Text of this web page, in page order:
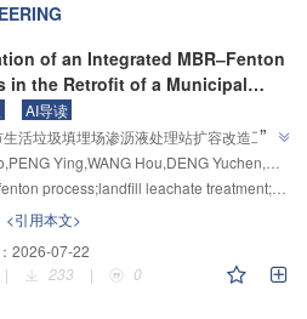
of an Integrated MBR‒Fenton
in the Retrofit of a Municipal
Leachate Treatment System:
of a Landfill Site in Hunan
AI导读
活垃圾填埋场渗沥液处理站扩容改造工
其在老龄渗沥液高效处理领域的研究进展，
"生化+膜生物反应器+芬顿+曝气生物滤
工艺并采用"三层立体集成化"构筑设计，为
张地区高盐高氮老龄渗沥液治理难题提供解
”
process;landfill leachate treatment;capacity expansion and retrofit;integrated application
<引用本文>
2026-07-22
| 233 | 0